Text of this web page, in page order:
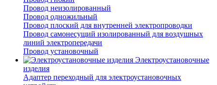
Провод неизолированный
Провод одножильный
Провод плоский для внутренней электропроводки
Провод самонесущий изолированный для воздушных
линий электропередачи
Провод установочный
Электроустановочные
изделия
Адаптер переходный для электроустановочных